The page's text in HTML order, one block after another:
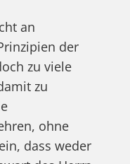
an
der
zu viele
zu
ohne
dass weder